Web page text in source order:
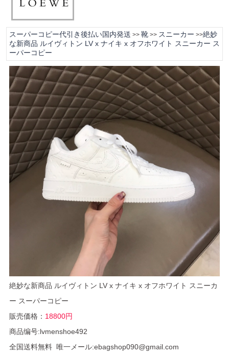
スーパーコピー代引き後払い国内発送 >> 靴>> スニーカー >>絶妙
な新商品 ルイヴィトン LV x ナイキ x オフホワイト スニーカー ス
ーパーコピー
絶妙な新商品 ルイヴィトン LV x ナイキ x オフホワイト スニーカ
ー スーパーコピー
販売価格： 18800円
商品编号:lvmenshoe492
全国送料無料 唯一メール:ebagshop090@gmail.com